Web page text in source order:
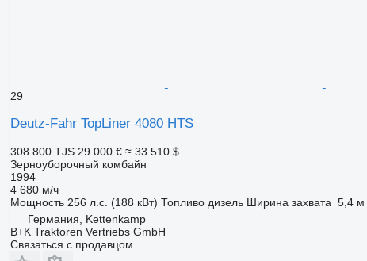
29
Deutz-Fahr TopLiner 4080 HTS
308 800 TJS 29 000 € ≈ 33 510 $
Зерноуборочный комбайн
1994
4 680 м/ч
Мощность 256 л.с. (188 кВт) Топливо дизель Ширина захвата 5,4 м
Германия, Kettenkamp
B+K Traktoren Vertriebs GmbH
Связаться с продавцом